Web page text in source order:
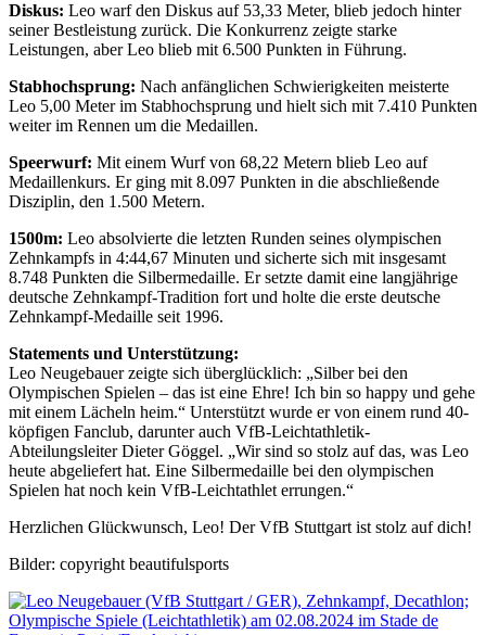
Diskus: Leo warf den Diskus auf 53,33 Meter, blieb jedoch hinter
seiner Bestleistung zurück. Die Konkurrenz zeigte starke
Leistungen, aber Leo blieb mit 6.500 Punkten in Führung.
Stabhochsprung: Nach anfänglichen Schwierigkeiten meisterte
Leo 5,00 Meter im Stabhochsprung und hielt sich mit 7.410 Punkten
weiter im Rennen um die Medaillen.
Speerwurf: Mit einem Wurf von 68,22 Metern blieb Leo auf
Medaillenkurs. Er ging mit 8.097 Punkten in die abschließende
Disziplin, den 1.500 Metern.
1500m: Leo absolvierte die letzten Runden seines olympischen
Zehnkampfs in 4:44,67 Minuten und sicherte sich mit insgesamt
8.748 Punkten die Silbermedaille. Er setzte damit eine langjährige
deutsche Zehnkampf-Tradition fort und holte die erste deutsche
Zehnkampf-Medaille seit 1996.
Statements und Unterstützung:
Leo Neugebauer zeigte sich überglücklich: „Silber bei den
Olympischen Spielen – das ist eine Ehre! Ich bin so happy und gehe
mit einem Lächeln heim.“ Unterstützt wurde er von einem rund 40-
köpfigen Fanclub, darunter auch VfB-Leichtathletik-
Abteilungsleiter Dieter Göggel. „Wir sind so stolz auf das, was Leo
heute abgeliefert hat. Eine Silbermedaille bei den olympischen
Spielen hat noch kein VfB-Leichtathlet errungen.“
Herzlichen Glückwunsch, Leo! Der VfB Stuttgart ist stolz auf dich!
Bilder: copyright beautifulsports